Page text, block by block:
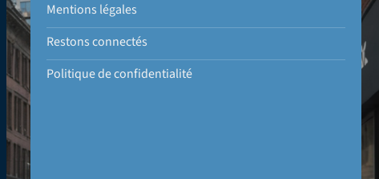
Mentions légales
Restons connectés
Politique de confidentialité